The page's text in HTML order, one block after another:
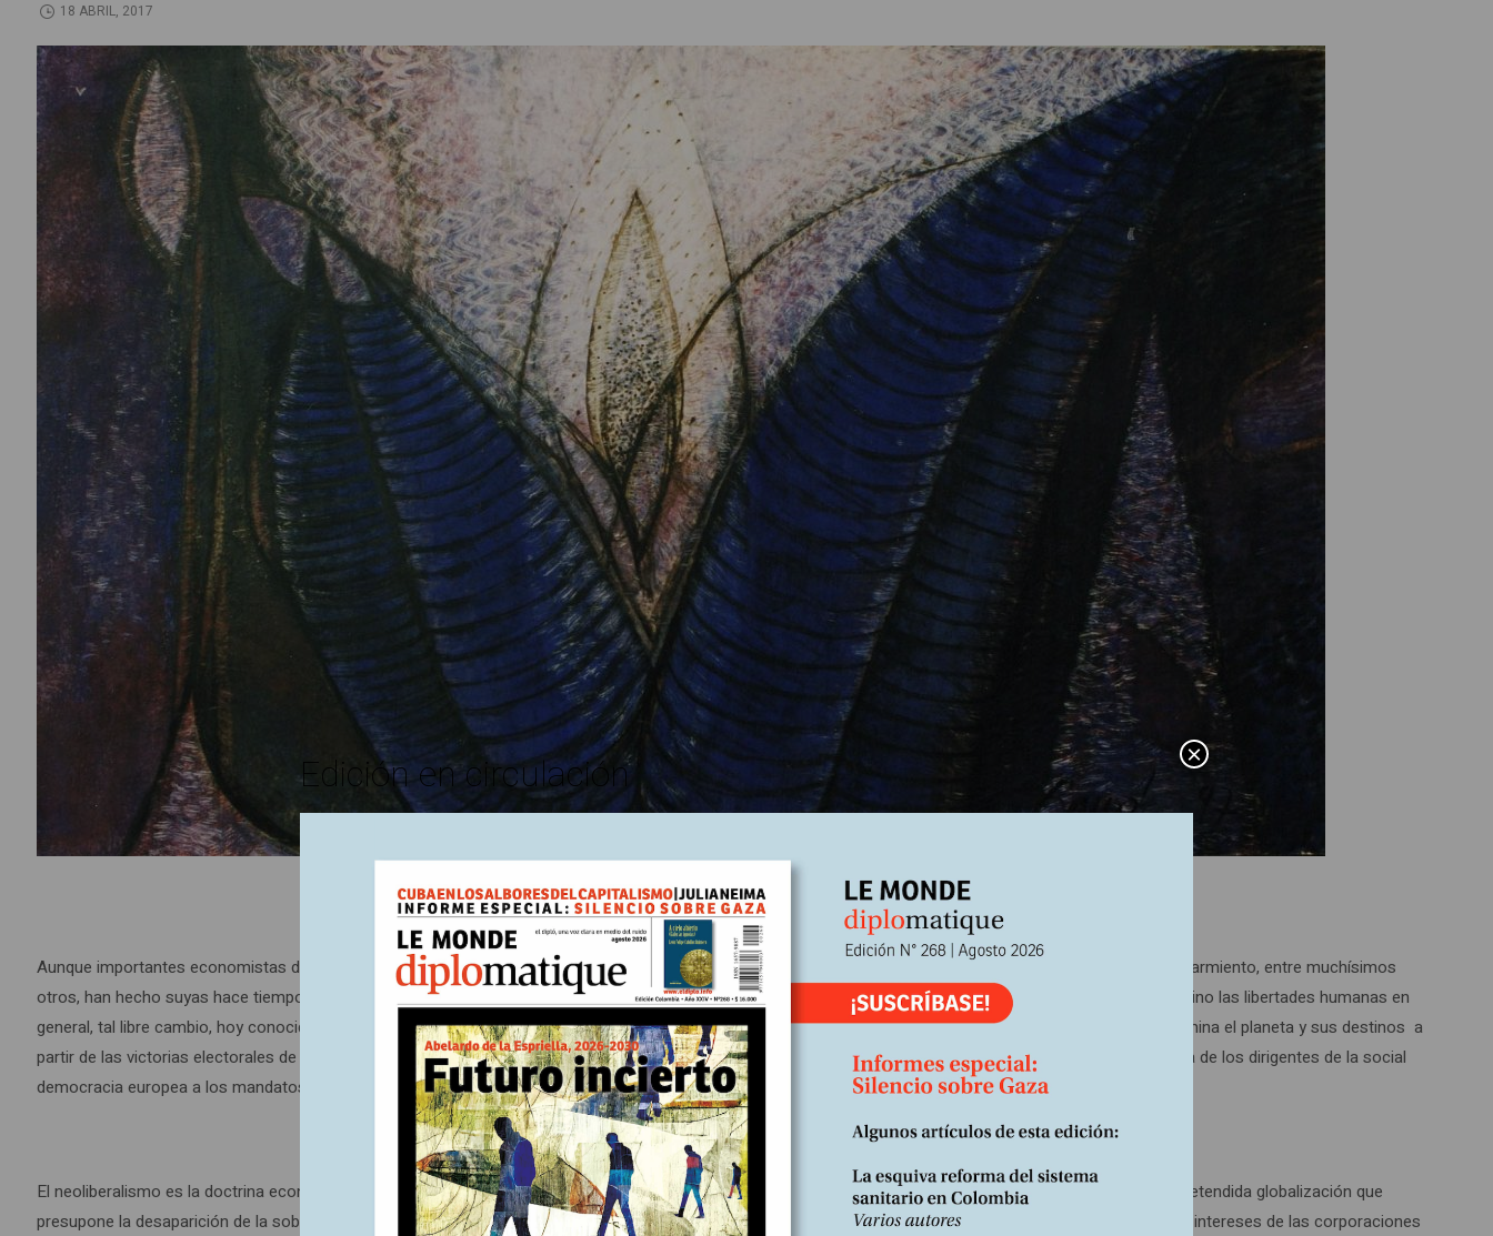
18 ABRIL, 2017
Aunque importantes economistas de nuestro tiempo como Amartia Sen, Joseph Stiglitz, Yanis Varoufakis, Luis Inacio Lula da Silva, y en Colombia Eduardo Sarmiento, entre muchísimos
otros, han hecho suyas hace tiempo las advertencias de Carlos Marx sobre la paradoja según la cual el libre cambio aniquila no solo la libertad de comerciar sino las libertades humanas en
general, tal libre cambio, hoy conocido como neoliberalismo, es la doctrina económica que, después de dos guerras mundiales, y de una larga Guerra Fría, domina el planeta y sus destinos a
partir de las victorias electorales de Margareth Thatcher en Inglaterra y Ronald Reagan en los Estados Unidos, y la subsiguiente entrega cobarde y vergonzosa de los dirigentes de la social
democracia europea a los mandatos imperativos del neoliberalismo corporativista.
El neoliberalismo es la doctrina económica, recubierta con un barniz político, de la extrema derecha plutocrática y lumpenesca, cuya praxis consiste en una pretendida globalización que
presupone la desaparición de la soberanía de las naciones, e incluso de las naciones mismas, para crear feudos (aldeas) globales al servicio exclusivo de los intereses de las corporaciones
Edición en circulación ×